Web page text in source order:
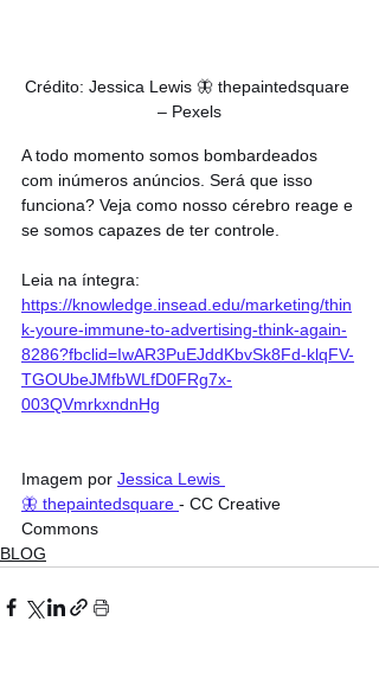
Crédito: Jessica Lewis 🦋 thepaintedsquare
– Pexels
A todo momento somos bombardeados
com inúmeros anúncios. Será que isso
funciona? Veja como nosso cérebro reage e
se somos capazes de ter controle.
Leia na íntegra:
https://knowledge.insead.edu/marketing/thin
k-youre-immune-to-advertising-think-again-
8286?fbclid=IwAR3PuEJddKbvSk8Fd-klqFV-
TGOUbeJMfbWLfD0FRg7x-
003QVmrkxndnHg
Imagem por Jessica Lewis
🦋 thepaintedsquare - CC Creative
Commons
BLOG